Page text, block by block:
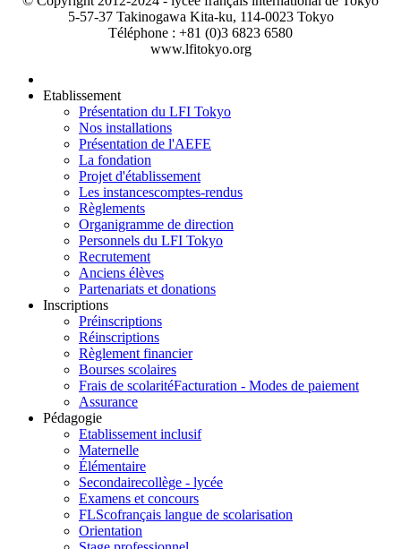
5-57-37 Takinogawa Kita-ku, 114-0023 Tokyo
Téléphone : +81 (0)3 6823 6580
www.lfitokyo.org
Etablissement
Présentation du LFI Tokyo
Nos installations
Présentation de l'AEFE
La fondation
Projet d'établissement
Les instancescomptes-rendus
Règlements
Organigramme de direction
Personnels du LFI Tokyo
Recrutement
Anciens élèves
Partenariats et donations
Inscriptions
Préinscriptions
Réinscriptions
Règlement financier
Bourses scolaires
Frais de scolaritéFacturation - Modes de paiement
Assurance
Pédagogie
Etablissement inclusif
Maternelle
Élémentaire
Secondairecollège - lycée
Examens et concours
FLScofrançais langue de scolarisation
Orientation